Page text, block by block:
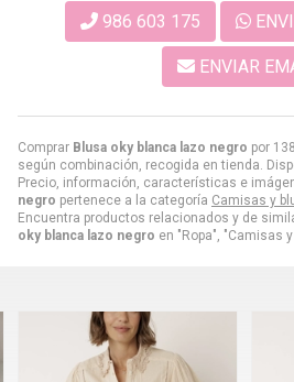
Comprar Blusa oky blanca lazo negro por
según combinación, recogida en tienda.
Precio, información, características e
negro pertenece a la categoría Camisas y
Encuentra productos relacionados y de
oky blanca lazo negro en "Ropa", "Camisas
986 603 175
ENVIAR